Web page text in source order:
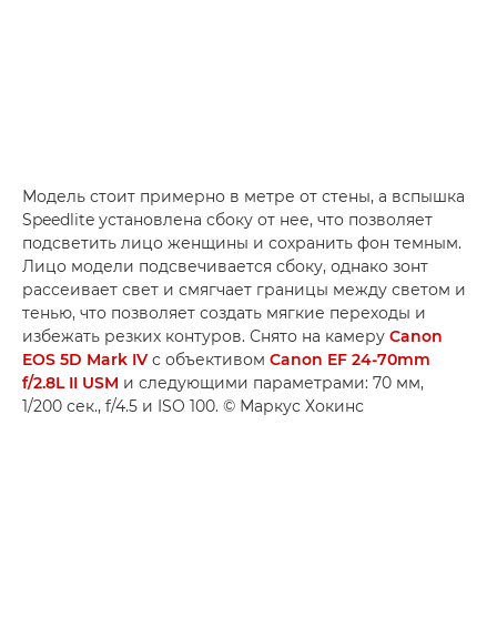
Модель стоит примерно в метре от стены, а вспышка
Speedlite установлена сбоку от нее, что позволяет
подсветить лицо женщины и сохранить фон темным.
Лицо модели подсвечивается сбоку, однако зонт
рассеивает свет и смягчает границы между светом и
тенью, что позволяет создать мягкие переходы и
избежать резких контуров. Снято на камеру Canon
EOS 5D Mark IV с объективом Canon EF 24-70mm
f/2.8L II USM и следующими параметрами: 70 мм,
1/200 сек., f/4.5 и ISO 100. © Маркус Хокинс